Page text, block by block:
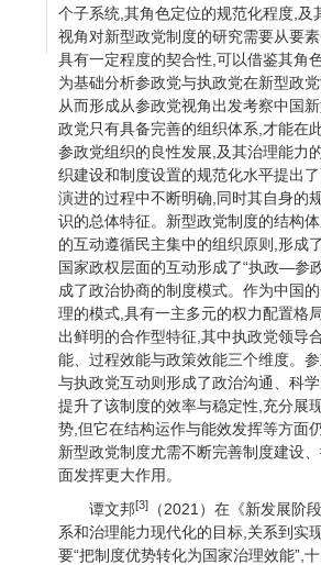
个子系统,其角色定位的规范化程度,
视角对新型政党制度的研究需要从要
具有一定程度的契合性,可以借鉴其角
为基础分析参政党与执政党在新型政
从而形成从参政党视角出发考察中国
政党只有具备完善的组织体系,才能在
参政党组织的良性发展,及其治理能力
织建设和制度设置的规范化水平提出
演进的过程中不断明确,同时其自身的
识的总体特征。新型政党制度的结构
的互动遵循民主集中的组织原则,形成
国家政权层面的互动形成了“执政—参
成了政治协商的制度模式。作为中国
理的模式,具有一主多元的权力配置格
出鲜明的合作型特征,其中执政党领导
能、过程效能与政策效能三个维度。
与执政党互动则形成了政治沟通、科
提升了该制度的效率与稳定性,充分展
势,但它在结构运作与能效发挥等方面
新型政党制度尤需不断完善制度建设
面发挥更大作用。
谭文邦[3]
（2021）在《新发展阶
系和治理能力现代化的目标,关系到实
要“把制度优势转化为国家治理效能”,